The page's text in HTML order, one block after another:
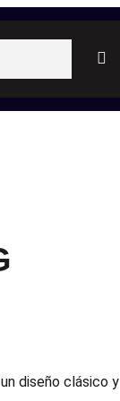
diseño clásico y